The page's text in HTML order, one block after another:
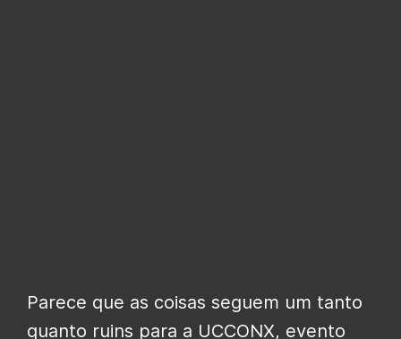
Parece que as coisas seguem um tanto
quanto ruins para a UCCONX, evento